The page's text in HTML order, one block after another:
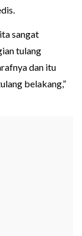
sangat
tulang
dan itu
belakang,”